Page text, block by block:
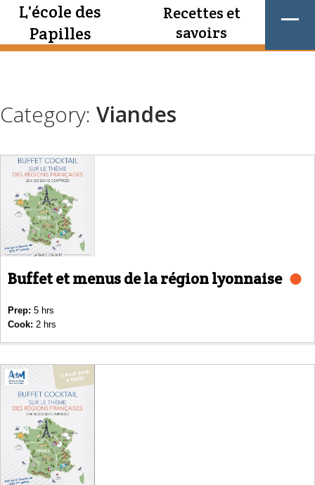
L'école des
Papilles
Recettes et
savoirs
Category: Viandes
Buffet et menus de la région lyonnaise
Prep: 5 hrs
Cook: 2 hrs